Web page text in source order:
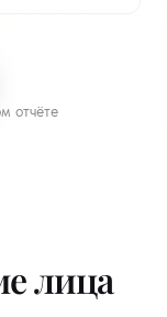
отчёте
лица